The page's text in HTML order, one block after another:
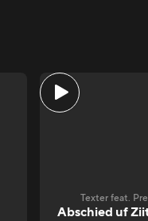
Texter feat.
Abschied uf